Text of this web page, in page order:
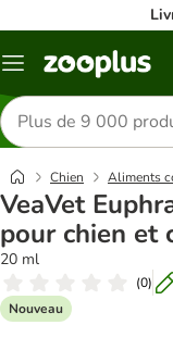
Menu
Rechercher
des
produits
Chien Aliments
VeaVet
pour chien et
20 ml
(0)
Nouveau